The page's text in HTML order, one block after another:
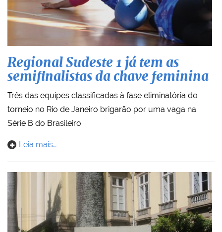
Regional Sudeste 1 já tem as
semifinalistas da chave feminina
Três das equipes classificadas à fase eliminatória do
torneio no Rio de Janeiro brigarão por uma vaga na
Série B do Brasileiro
Leia mais…